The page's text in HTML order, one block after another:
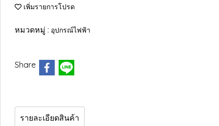
เพิ่มรายการโปรด
หมวดหมู่ : อุปกรณ์ไฟฟ้า
Share
รายละเอียดสินค้า